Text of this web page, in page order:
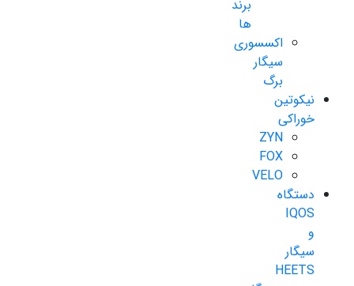
برند
ها
اکسسوری
سیگار
برگ
نیکوتین
خوراکی
ZYN
FOX
VELO
دستگاه
IQOS
و
سیگار
HEETS